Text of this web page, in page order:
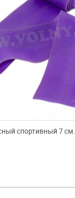
спортивный 7 см.